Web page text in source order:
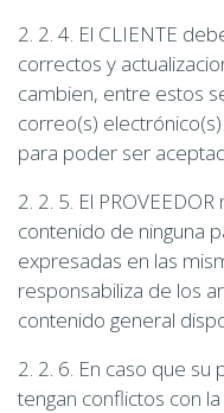
2. 2. 4. El CLIENTE
correctos y
cambien, entre estos
correo(s)
para poder ser
2. 2. 5. El
contenido de ninguna
expresadas en las
responsabiliza de los
contenido general
2. 2. 6. En caso que
tengan conflictos con